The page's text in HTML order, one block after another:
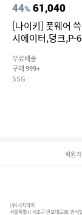
44% 61,040
[나이키] 풋웨어
시에이터,덩크,P-
무료배송
구매 999+
SSG
회원
(주)서치파이
서울특별시 서초구 반포대로88, 반석